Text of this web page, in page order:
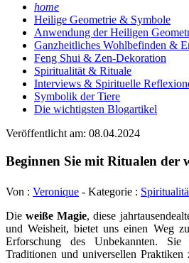
home
Heilige Geometrie & Symbole
Anwendung der Heiligen
Ganzheitliches Wohlbefinden &
Feng Shui & Zen-Dekoration
Spiritualität & Rituale
Interviews & Spirituelle
Symbolik der Tiere
Die wichtigsten Blogartikel
Veröffentlicht am: 08.04.2024
Beginnen Sie mit Ritualen der
Von : Veronique - Kategorie :
Dieweiße Magie, diese
und Weisheit, bietet uns einen Weg
Erforschung des Unbekannten.
Traditionen und universellen